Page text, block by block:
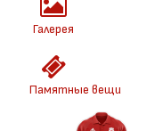
Галерея
Памятные вещи